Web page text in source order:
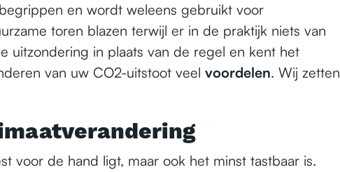
en wordt weleens gebruikt voor
toren blazen terwijl er in de praktijk niets van
uitzondering in plaats van de regel en kent het
van uw CO2-uitstoot veel voordelen. Wij zetten
voor de hand ligt, maar ook het minst tastbaar is.